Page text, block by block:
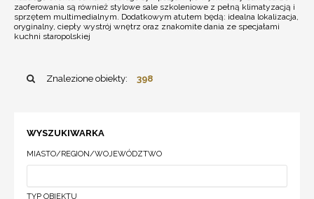
zaoferowania są również stylowe sale szkoleniowe z pełną klimatyzacją i
sprzętem multimedialnym. Dodatkowym atutem będą: idealna lokalizacja,
oryginalny, ciepły wystrój wnętrz oraz znakomite dania ze specjałami
kuchni staropolskiej
Znalezione obiekty: 398
WYSZUKIWARKA
MIASTO/REGION/WOJEWÓDZTWO
TYP OBIEKTU